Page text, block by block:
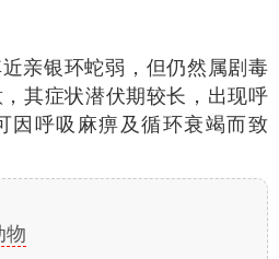
亲银环蛇弱，但仍然属剧毒
其症状潜伏期较长，出现呼
因呼吸麻痹及循环衰竭而致
物